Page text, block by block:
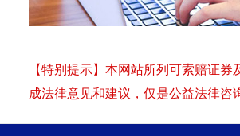
【特别提示】本网站所列可索赔证
成法律意见和建议，仅是公益法律咨